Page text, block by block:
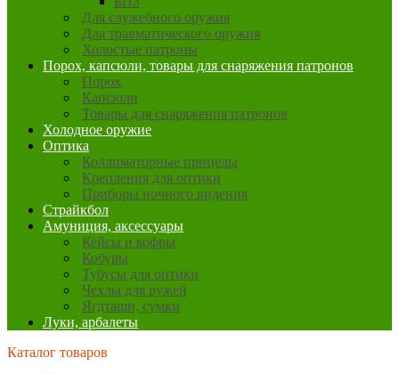
Для служебного оружия
Для травматического оружия
Холостые патроны
Порох, капсюли, товары для снаряжения патронов
Порох
Капсюли
Товары для снаряжения патронов
Холодное оружие
Оптика
Коллиматорные прицелы
Крепления для оптики
Приборы ночного видения
Страйкбол
Амуниция, аксессуары
Кейсы и кофры
Кобуры
Тубусы для оптики
Чехлы для ружей
Ягдташи, сумки
Луки, арбалеты
Каталог товаров